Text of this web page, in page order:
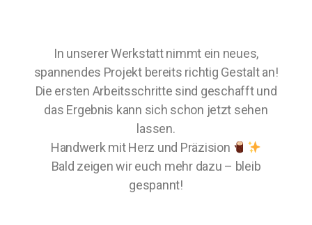
In unserer Werkstatt nimmt ein neues,
spannendes Projekt bereits richtig Gestalt an!
Die ersten Arbeitsschritte sind geschafft und
das Ergebnis kann sich schon jetzt sehen
lassen.
Handwerk mit Herz und Präzision
Bald zeigen wir euch mehr dazu – bleib
gespannt!